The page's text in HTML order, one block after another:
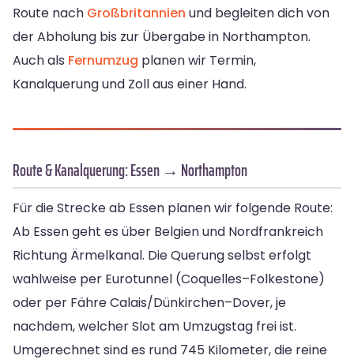
Route nach Großbritannien und begleiten dich von
der Abholung bis zur Übergabe in Northampton.
Auch als Fernumzug planen wir Termin,
Kanalquerung und Zoll aus einer Hand.
Route & Kanalquerung: Essen → Northampton
Für die Strecke ab Essen planen wir folgende Route:
Ab Essen geht es über Belgien und Nordfrankreich
Richtung Ärmelkanal. Die Querung selbst erfolgt
wahlweise per Eurotunnel (Coquelles–Folkestone)
oder per Fähre Calais/Dünkirchen–Dover, je
nachdem, welcher Slot am Umzugstag frei ist.
Umgerechnet sind es rund 745 Kilometer, die reine